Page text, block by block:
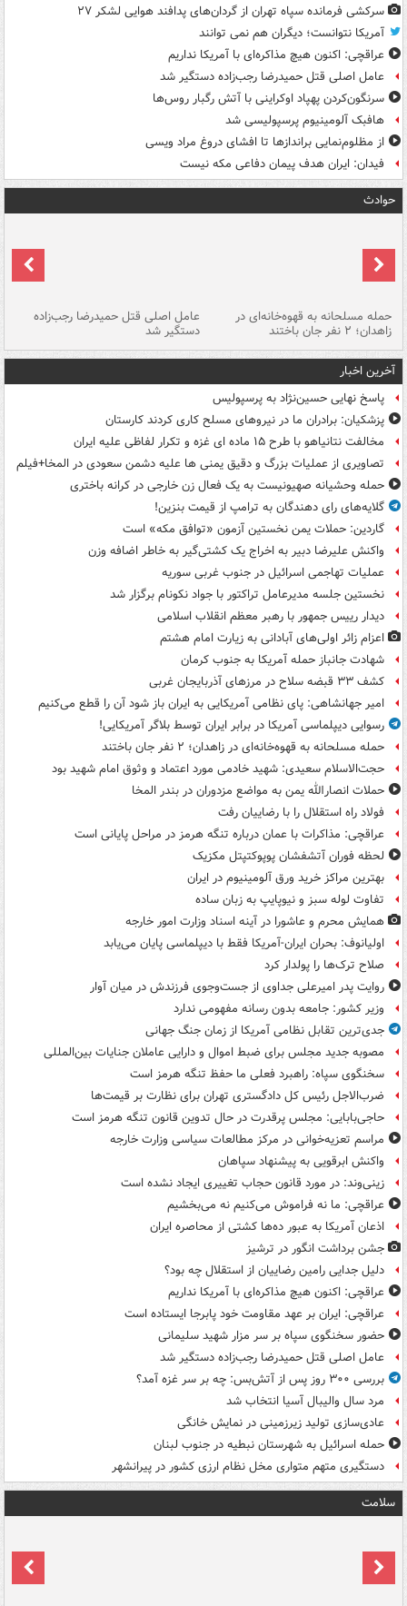
سرکشی فرمانده سپاه تهران از گردان‌های پدافند هوایی لشکر ۲۷
آمریکا نتوانست؛ دیگران هم نمی توانند
عراقچی: اکنون هیچ مذاکره‌ای با آمریکا نداریم
عامل اصلی قتل حمیدرضا رجب‌زاده دستگیر شد
سرنگون‌کردن پهپاد اوکراینی با آتش رگبار روس‌ها
هافبک آلومینیوم پرسپولیسی شد
از مظلوم‌نمایی براندازها تا افشای دروغ مراد ویسی
فیدان: ایران هدف پیمان دفاعی مکه نیست
حوادث
حمله مسلحانه به قهوه‌خانه‌ای در
زاهدان؛ ۲ نفر جان باختند
عامل اصلی قتل حمیدرضا رجب‌زاده
دستگیر شد
آخرین اخبار
پاسخ نهایی حسین‌نژاد به پرسپولیس
پزشکیان: برادران ما در نیروهای مسلح کاری کردند کارستان
مخالفت نتانیاهو با طرح ۱۵ ماده ای غزه و تکرار لفاظی علیه ایران
تصاویری از عملیات بزرگ و دقیق یمنی ها علیه دشمن سعودی در المخا+فیلم
حمله وحشیانه صهیونیست به یک فعال زن خارجی در کرانه باختری
گلایه‌های رای دهندگان به ترامپ از قیمت بنزین!
گاردین: حملات یمن نخستین آزمون «توافق مکه» است
واکنش علیرضا دبیر به اخراج یک کشتی‌گیر به خاطر اضافه وزن
عملیات تهاجمی اسرائیل در جنوب غربی سوریه
نخستین جلسه مدیرعامل تراکتور با جواد نکونام برگزار شد
دیدار رییس جمهور با رهبر معظم انقلاب اسلامی
اعزام زائر اولی‌های آبادانی به زیارت امام هشتم
شهادت جانباز حمله آمریکا به جنوب کرمان
کشف ۳۳ قبضه سلاح در مرزهای آذربایجان غربی
امیر جهانشاهی: پای نظامی آمریکایی به ایران باز شود آن را قطع می‌کنیم
رسوایی دیپلماسی آمریکا در برابر ایران توسط بلاگر آمریکایی!
حمله مسلحانه به قهوه‌خانه‌ای در زاهدان؛ ۲ نفر جان باختند
حجت‌الاسلام سعیدی: شهید خادمی مورد اعتماد و وثوق امام شهید بود
حملات انصارالله یمن به مواضع مزدوران در بندر المخا
فولاد راه استقلال را با رضاییان رفت
عراقچی: مذاکرات با عمان درباره تنگه هرمز در مراحل پایانی است
لحظه فوران آتشفشان پوپوکتپتل مکزیک
بهترین مراکز خرید ورق آلومینیوم در ایران
تفاوت لوله سبز و نیوپایپ به زبان ساده
همایش محرم و عاشورا در آینه اسناد وزارت امور خارجه
اولیانوف: بحران ایران-آمریکا فقط با دیپلماسی پایان می‌یابد
صلاح ترک‌ها را پولدار کرد
روایت پدر امیرعلی جداوی از جست‌وجوی فرزندش در میان آوار
وزیر کشور: جامعه بدون رسانه مفهومی ندارد
جدی‌ترین تقابل نظامی آمریکا از زمان جنگ جهانی
مصوبه جدید مجلس برای ضبط اموال و دارایی عاملان جنایات بین‌المللی
سخنگوی سپاه: راهبرد فعلی ما حفظ تنگه هرمز است
ضرب‌الاجل رئیس کل دادگستری تهران برای نظارت بر قیمت‌ها
حاجی‌بابایی: مجلس پرقدرت در حال تدوین قانون تنگه هرمز است
مراسم تعزیه‌خوانی در مرکز مطالعات سیاسی وزارت خارجه
واکنش ابرقویی به پیشنهاد سپاهان
زینی‌وند: در مورد قانون حجاب تغییری ایجاد نشده است
عراقچی: ما نه فراموش می‌کنیم نه می‌بخشیم
اذعان آمریکا به عبور ده‌ها کشتی از محاصره ایران
جشن برداشت انگور در ترشیز
دلیل جدایی رامین رضاییان از استقلال چه بود؟
عراقچی: اکنون هیچ مذاکره‌ای با آمریکا نداریم
عراقچی: ایران بر عهد مقاومت خود پابرجا ایستاده است
حضور سخنگوی سپاه بر سر مزار شهید سلیمانی
عامل اصلی قتل حمیدرضا رجب‌زاده دستگیر شد
بررسی ۳۰۰ روز پس از آتش‌بس: چه بر سر غزه آمد؟
مرد سال والیبال آسیا انتخاب شد
عادی‌سازی تولید زیرزمینی در نمایش خانگی
حمله اسرائیل به شهرستان نبطیه در جنوب لبنان
دستگیری متهم متواری مخل نظام ارزی کشور در پیرانشهر
سلامت